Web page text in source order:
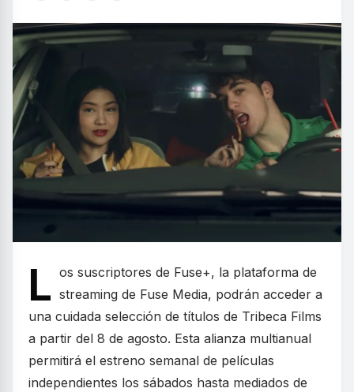
L os suscriptores de Fuse+, la plataforma de
streaming de Fuse Media, podrán acceder a
una cuidada selección de títulos de Tribeca Films
a partir del 8 de agosto. Esta alianza multianual
permitirá el estreno semanal de películas
independientes los sábados hasta mediados de